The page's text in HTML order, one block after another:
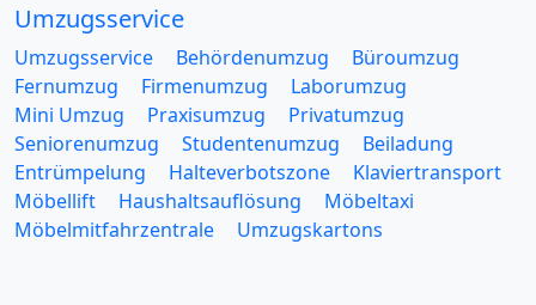
Umzugsservice
Umzugsservice Behördenumzug
Büroumzug
Fernumzug
Firmenumzug
Laborumzug
Mini Umzug
Praxisumzug
Privatumzug
Seniorenumzug
Studentenumzug
Beiladung
Entrümpelung
Halteverbotszone
Klaviertransport
Möbellift
Haushaltsauflösung
Möbeltaxi
Möbelmitfahrzentrale
Umzugskartons